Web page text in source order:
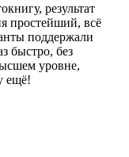
результат
простейший, всё
поддержали
быстро, без
уровне,
ещё!